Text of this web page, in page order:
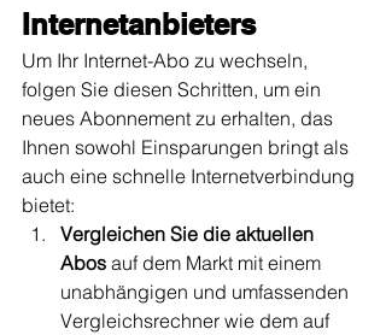
Internetanbieters
Um Ihr Internet-Abo zu wechseln,
folgen Sie diesen Schritten, um ein
neues Abonnement zu erhalten, das
Ihnen sowohl Einsparungen bringt als
auch eine schnelle Internetverbindung
bietet:
Vergleichen Sie die aktuellen
Abos auf dem Markt mit einem
unabhängigen und umfassenden
Vergleichsrechner wie dem auf